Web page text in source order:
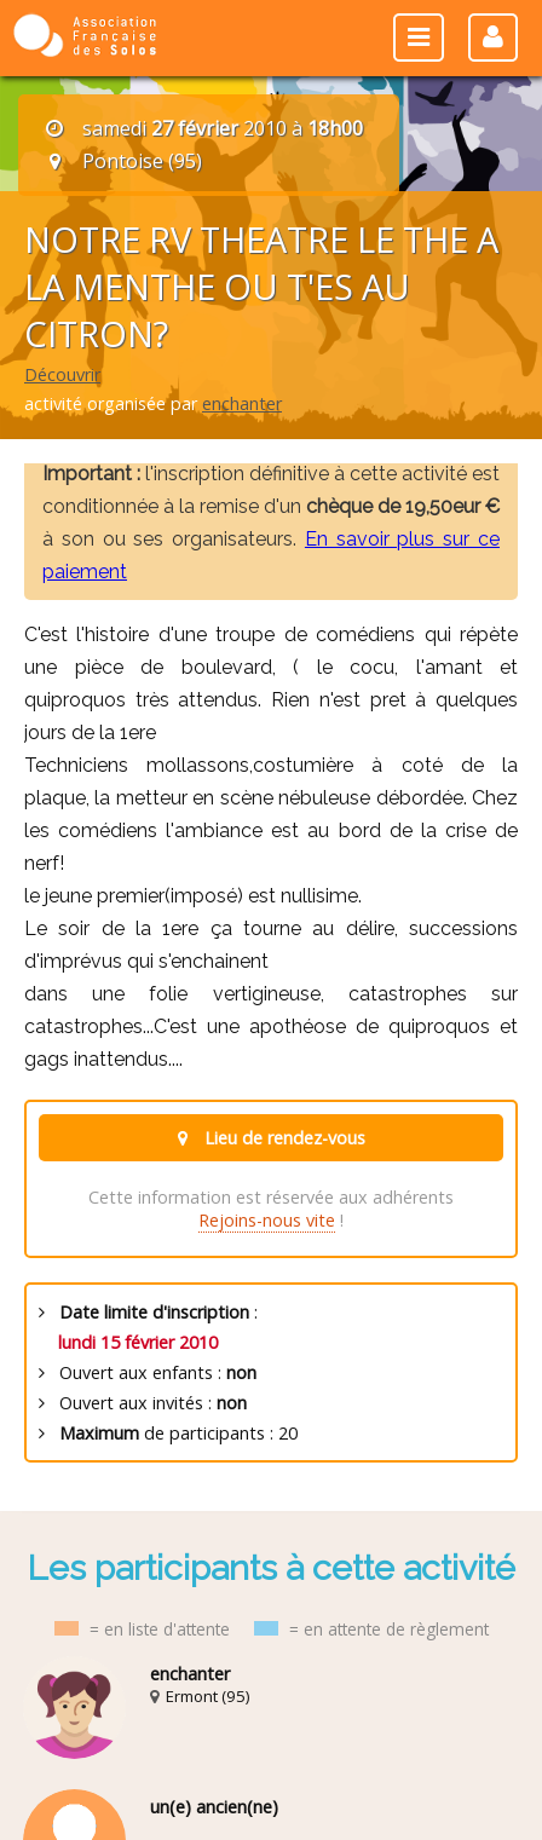
samedi27 février2010 à 18h00
Pontoise (95)
NOTRE RV THEATRE LE THE A
LA MENTHE OU T'ES AU
CITRON?
Découvrir
activité organisée parenchanter
Important : l'inscription définitive à cette activité est
conditionnée à la remise d'un chèque de 19,50eur €
à son ou ses organisateurs. En savoir plus sur ce
paiement
C'est l'histoire d'une troupe de comédiens qui répète
une pièce de boulevard, ( le cocu, l'amant et
quiproquos très attendus. Rien n'est pret à quelques
jours de la 1ere
Techniciens mollassons,costumière à coté de la
plaque, la metteur en scène nébuleuse débordée. Chez
les comédiens l'ambiance est au bord de la crise de
nerf!
le jeune premier(imposé) est nullisime.
Le soir de la 1ere ça tourne au délire, successions
d'imprévus qui s'enchainent
dans une folie vertigineuse, catastrophes sur
catastrophes...C'est une apothéose de quiproquos et
gags inattendus....
Lieu de rendez-vous
Cette information est réservée aux adhérents
Rejoins-nous vite !
Date limite d'inscription :
lundi 15 février 2010
Ouvert aux enfants : non
Ouvert aux invités : non
Maximum de participants : 20
Les participants à cette activité
= en liste d'attente
= en attente de règlement
enchanter
Ermont (95)
un(e) ancien(ne)